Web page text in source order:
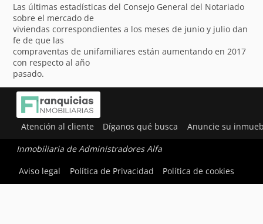
Las últimas estadísticas del Consejo General del Notariado
sobre el mercado de
viviendas correspondientes a los meses de junio y julio dan
fe de que las
compraventas de unifamiliares están aumentando en 2017
con respecto al año
pasado.
Atención al cliente Díganos qué busca Anuncie su
Inmobiliaria de Administradores Alfa
Aviso legal
Política de Privacidad Política de cookies